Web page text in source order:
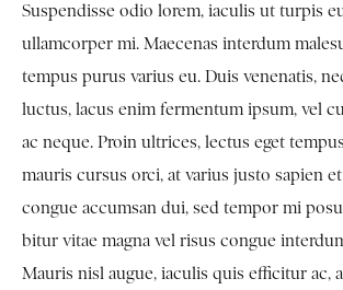
Suspendisse odio lorem, iaculis ut turpis
ullamcorper mi. Maecenas interdum
tempus purus varius eu. Duis venenatis,
luctus, lacus enim fermentum ipsum, vel
ac neque. Proin ultrices, lectus eget
mauris cursus orci, at varius justo sapien
congue accumsan dui, sed tempor mi
bitur vitae magna vel risus congue
Mauris nisl augue, iaculis quis efficitur ac,